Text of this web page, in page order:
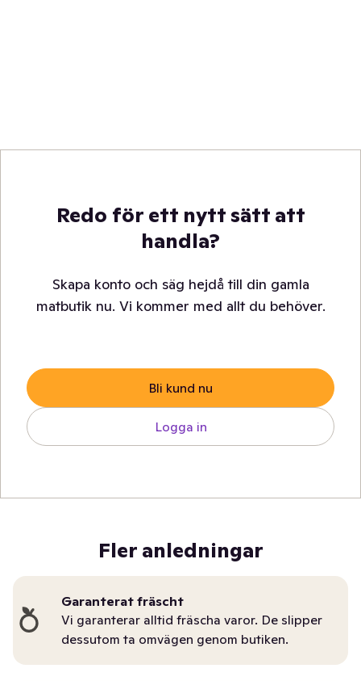
Redo för ett nytt sätt att
handla?
Skapa konto och säg hejdå till din gamla
matbutik nu. Vi kommer med allt du behöver.
Bli kund nu
Logga in
Fler anledningar
Garanterat fräscht
Vi garanterar alltid fräscha varor. De slipper
dessutom ta omvägen genom butiken.